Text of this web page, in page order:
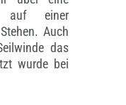
auf einer
Auch
das
wurde bei